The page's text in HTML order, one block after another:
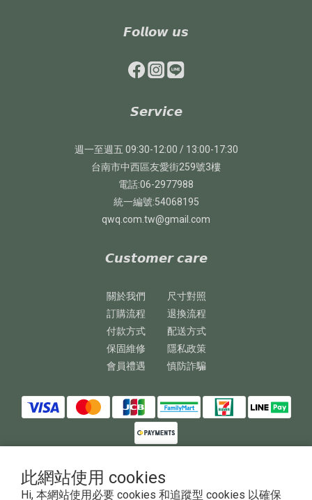
此網站使用 cookies
Hi, 本網站使用必要 cookies 和追蹤型 cookies 以確保
𝙁𝙤𝙡𝙡𝙤𝙬 𝙪𝙨
𝙎𝙚𝙧𝙫𝙞𝙘𝙚
週一至週五 09:30-12:00 / 13:00-17:30
台南市中西區友愛街259號3樓
電話:06-2977988
統一編號:54068195
qwq.com.tw@gmail.com
𝘾𝙪𝙨𝙩𝙤𝙢𝙚𝙧 𝙘𝙖𝙧𝙚
關於我們
尺寸對照
訂購流程
退換流程
付款方式
配送方式
保固維修
隱私政策
會員禮遇
慎防詐騙